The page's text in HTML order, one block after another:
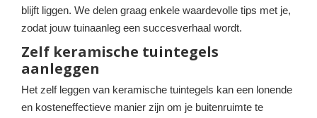
blijft liggen. We delen graag enkele waardevolle tips met je,
zodat jouw tuinaanleg een succesverhaal wordt.
Zelf keramische tuintegels
aanleggen
Het zelf leggen van keramische tuintegels kan een lonende
en kosteneffectieve manier zijn om je buitenruimte te